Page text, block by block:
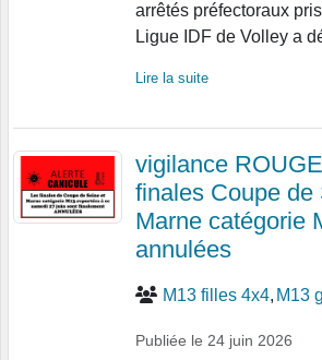
arrêtés préfectoraux
Ligue IDF de Volley a
Lire la suite
vigilance
finales Coupe de
Marne catégorie
annulées
M13 filles 4x4 M13
Publiée le 24 juin 2026